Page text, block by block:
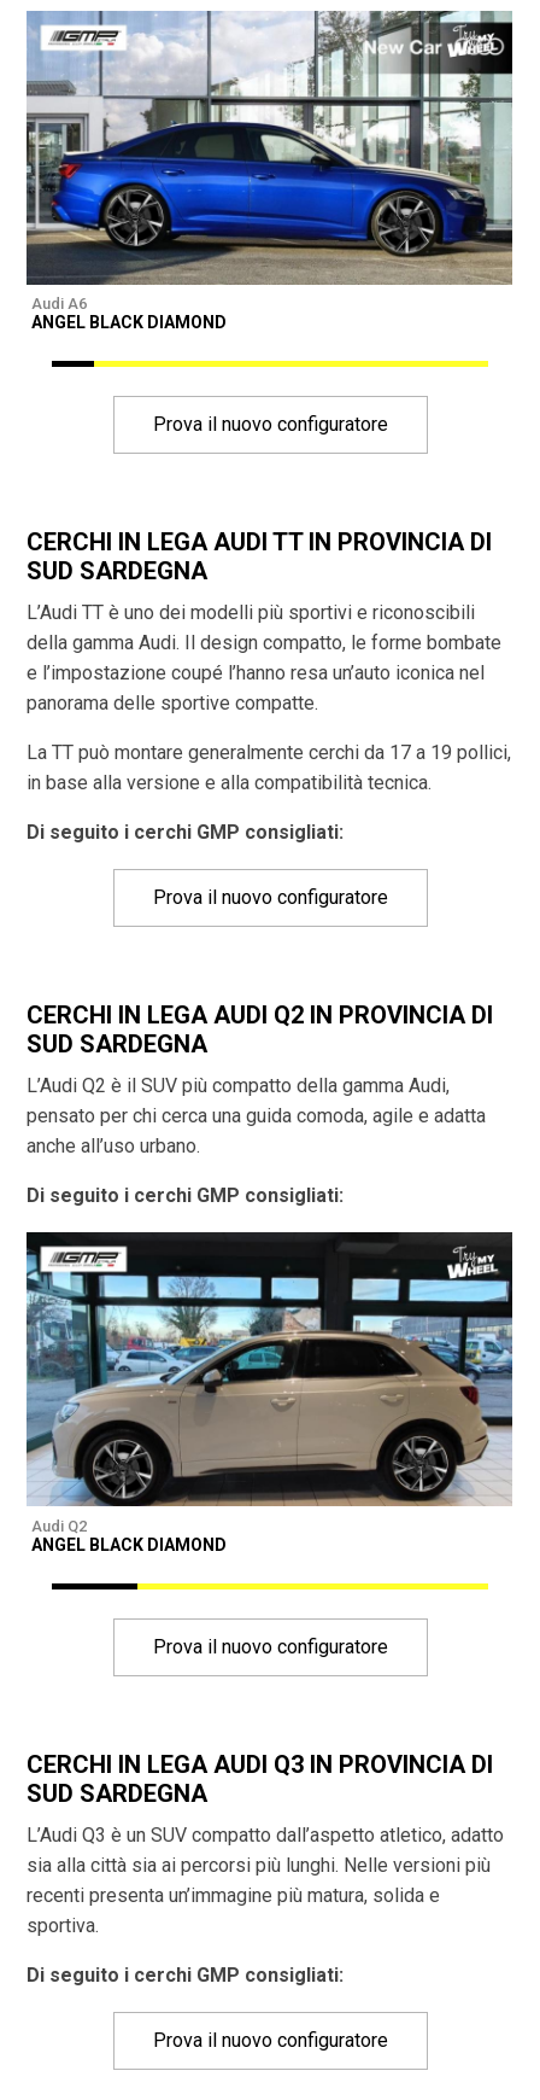
Audi A6
ANGEL BLACK DIAMOND
Prova il nuovo configuratore
CERCHI IN LEGA AUDI TT IN PROVINCIA DI
SUD SARDEGNA
L’Audi TT è uno dei modelli più sportivi e riconoscibili
della gamma Audi. Il design compatto, le forme bombate
e l’impostazione coupé l’hanno resa un’auto iconica nel
panorama delle sportive compatte.
La TT può montare generalmente cerchi da 17 a 19 pollici,
in base alla versione e alla compatibilità tecnica.
Di seguito i cerchi GMP consigliati:
Prova il nuovo configuratore
CERCHI IN LEGA AUDI Q2 IN PROVINCIA DI
SUD SARDEGNA
L’Audi Q2 è il SUV più compatto della gamma Audi,
pensato per chi cerca una guida comoda, agile e adatta
anche all’uso urbano.
Di seguito i cerchi GMP consigliati:
Audi Q2
ANGEL BLACK DIAMOND
Prova il nuovo configuratore
CERCHI IN LEGA AUDI Q3 IN PROVINCIA DI
SUD SARDEGNA
L’Audi Q3 è un SUV compatto dall’aspetto atletico, adatto
sia alla città sia ai percorsi più lunghi. Nelle versioni più
recenti presenta un’immagine più matura, solida e
sportiva.
Di seguito i cerchi GMP consigliati:
Prova il nuovo configuratore